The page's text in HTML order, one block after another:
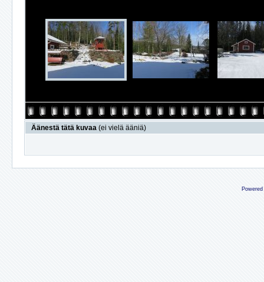
Äänestä tätä kuvaa (ei vielä ääniä)